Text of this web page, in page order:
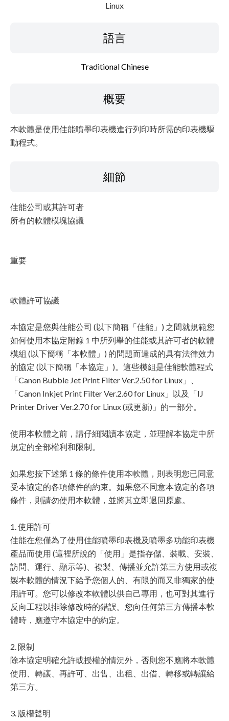
Linux
語言
Traditional Chinese
概要
本軟體是使用佳能噴墨印表機進行列印時所需的印表機驅
動程式。
細節
佳能公司或其許可者
所有的軟體模塊協議
重要
軟體許可協議
本協定是您與佳能公司 (以下簡稱「佳能」) 之間就規範您
如何使用本協定附錄 1 中所列舉的佳能或其許可者的軟體
模組 (以下簡稱「本軟體」) 的問題而達成的具有法律效力
的協定 (以下簡稱「本協定」)。這些模組是佳能軟體程式
「Canon Bubble Jet Print Filter Ver.2.50 for Linux」、
「Canon Inkjet Print Filter Ver.2.60 for Linux」以及「IJ
Printer Driver Ver.2.70 for Linux (或更新)」的一部分。
使用本軟體之前，請仔細閱讀本協定，並理解本協定中所
規定的全部權利和限制。
如果您按下述第 1 條的條件使用本軟體，則表明您已同意
受本協定的各項條件的約束。如果您不同意本協定的各項
條件，則請勿使用本軟體，並將其立即退回原處。
1. 使用許可
佳能在您僅為了使用佳能噴墨印表機及噴墨多功能印表機
產品而使用 (這裡所說的「使用」是指存儲、裝載、安裝、
訪問、運行、顯示等)、複製、傳播並允許第三方使用或複
製本軟體的情況下給予您個人的、有限的而又非獨家的使
用許可。您可以修改本軟體以供自己專用，也可對其進行
反向工程以排除修改時的錯誤。您向任何第三方傳播本軟
體時，應遵守本協定中的約定。
2. 限制
除本協定明確允許或授權的情況外，否則您不應將本軟體
使用、轉讓、再許可、出售、出租、出借、轉移或轉讓給
第三方。
3. 版權聲明